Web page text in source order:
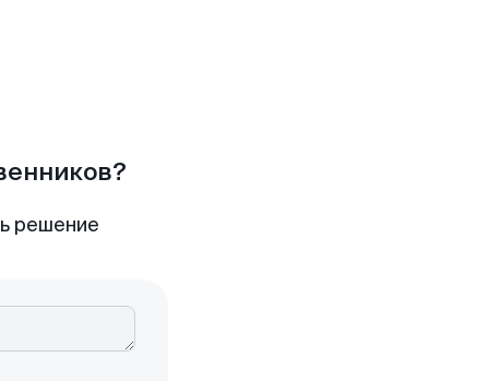
решение